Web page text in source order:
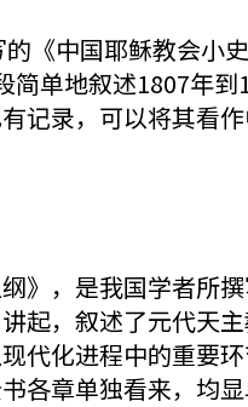
《中国耶稣教会
单地叙述1807年
记录，可以将其看
》，是我国学者所
起，叙述了元代天
代化进程中的重要
各章单独看来，均